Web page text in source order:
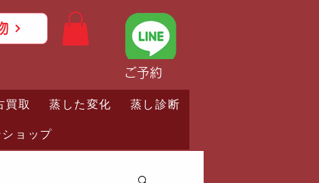
ご予約
買取 蒸した変化
蒸し診断
ョップ